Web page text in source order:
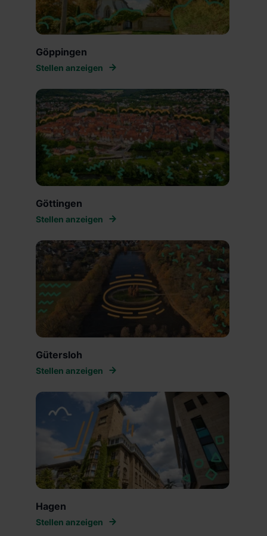
Göppingen
Stellen anzeigen
Göttingen
Stellen anzeigen
Gütersloh
Stellen anzeigen
Hagen
Stellen anzeigen